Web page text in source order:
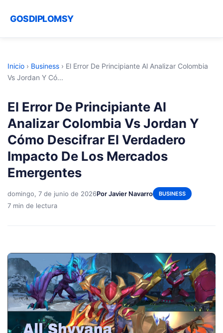
GOSDIPLOMSY
Inicio › Business › El Error De Principiante Al Analizar Colombia
Vs Jordan Y Có...
El Error De Principiante Al
Analizar Colombia Vs Jordan Y
Cómo Descifrar El Verdadero
Impacto De Los Mercados
Emergentes
domingo, 7 de junio de 2026Por Javier Navarro BUSINESS
7 min de lectura